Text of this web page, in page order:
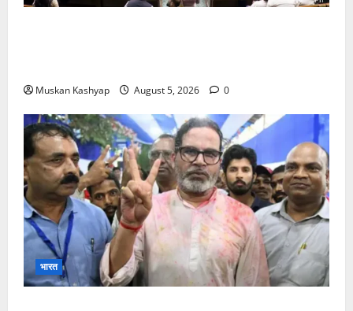
Muskan Kashyap August 5, 2026 0
भारत